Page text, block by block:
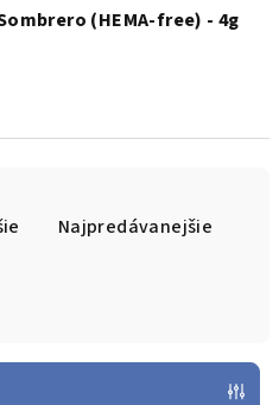
(HEMA-free) - 4g
Najpredávanejšie